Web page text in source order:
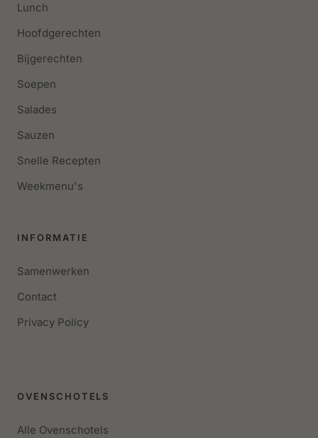
Lunch
Hoofdgerechten
Bijgerechten
Soepen
Salades
Sauzen
Snelle Recepten
Weekmenu's
INFORMATIE
Samenwerken
Contact
Privacy Policy
OVENSCHOTELS
Alle Ovenschotels